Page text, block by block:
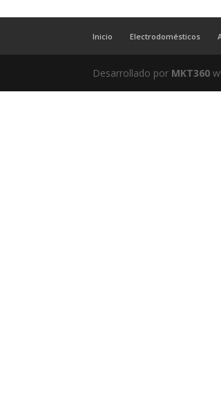
Inicio Electrodomésticos
Desarrollado por MKT360